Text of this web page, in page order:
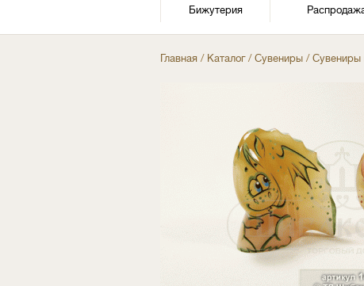
Бижутерия
Главная / Каталог/ Сувениры / Сувениры